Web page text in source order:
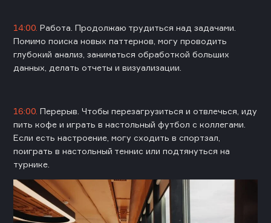
14:00. Работа. Продолжаю трудиться над задачами.
Помимо поиска новых паттернов, могу проводить
глубокий анализ, заниматься обработкой больших
данных, делать отчеты и визуализации.
16:00. Перерыв. Чтобы перезагрузиться и отвлечься, иду
пить кофе и играть в настольный футбол с коллегами.
Если есть настроение, могу сходить в спортзал,
поиграть в настольный теннис или подтянуться на
турнике.